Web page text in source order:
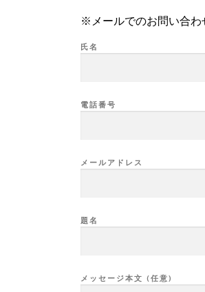
※メールでのお問い合わ
氏名
電話番号
メールアドレス
題名
メッセージ本文 (任意)